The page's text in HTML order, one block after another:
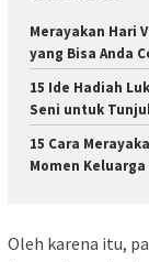
Merayakan Hari
yang Bisa Anda
15 Ide Hadiah
Seni untuk
15 Cara
Momen
Oleh karena itu,